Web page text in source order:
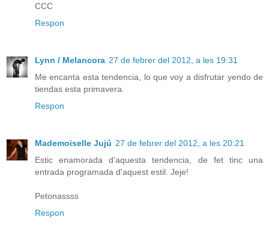
CCC
Respon
Lynn / Melancora 27 de febrer del 2012, a les 19:31
Me encanta esta tendencia, lo que voy a disfrutar yendo de
tiendas esta primavera.
Respon
Mademoiselle Jujú 27 de febrer del 2012, a les 20:21
Estic enamorada d'aquesta tendencia, de fet tinc una
entrada programada d'aquest estil. Jeje!
Petonassss
Respon